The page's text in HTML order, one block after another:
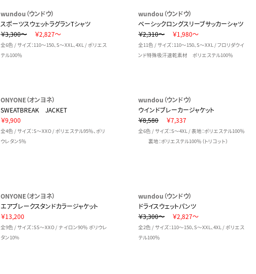
wundou（ウンドウ）
スポーツスウェットラグランTシャツ
￥3,300～
￥2,827～
全6色 / サイズ：110～150、S～XXL、4XL / ポリエス
テル100％
wundou（ウンドウ）
ベーシックロングスリーブサッカーシャツ
￥2,310～
￥1,980～
全11色 / サイズ：110～150、S～XXL / フロリダウイ
ンド特殊吸汗速乾素材 ポリエステル100％
ONYONE（オンヨネ）
SWEATBREAK JACKET
￥9,900
全4色 / サイズ：S～XXO / ポリエステル95％、ポリ
ウレタン5％
wundou（ウンドウ）
ウインドブレーカージャケット
￥8,580
￥7,337
全6色 / サイズ：S～4XL / 表地：ポリエステル100％
裏地：ポリエステル100％（トリコット）
ONYONE（オンヨネ）
エアブレークスタンドカラージャケット
￥13,200
全9色 / サイズ：SS～XXO / ナイロン90％ ポリウレ
タン10%
wundou（ウンドウ）
ドライスウェットパンツ
￥3,300～
￥2,827～
全2色 / サイズ：110～150、S～XXL、4XL / ポリエス
テル100％